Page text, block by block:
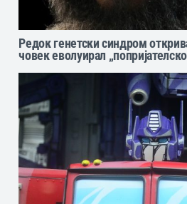
Редок генетски синдром
човек еволуирал